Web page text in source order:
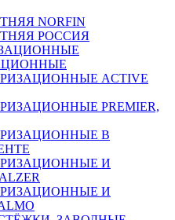
NORFIN
РОССИЯ
ACTIVE
PREMIER,
В
И
И